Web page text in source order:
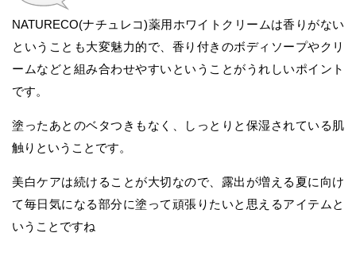
NATURECO(ナチュレコ)薬用ホワイトクリームは香りがない
ということも大変魅力的で、香り付きのボディソープやクリ
ームなどと組み合わせやすいということがうれしいポイント
です。
塗ったあとのベタつきもなく、しっとりと保湿されている肌
触りということです。
美白ケアは続けることが大切なので、露出が増える夏に向け
て毎日気になる部分に塗って頑張りたいと思えるアイテムと
いうことですね